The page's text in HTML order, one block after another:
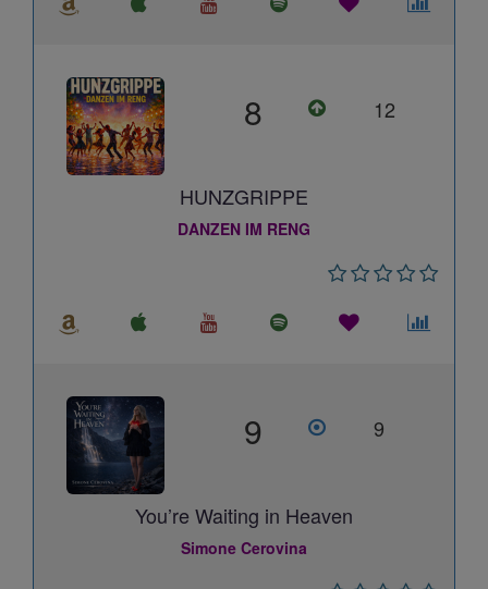
8 12
HUNZGRIPPE
DANZEN IM RENG
9 9
You’re Waiting in Heaven
Simone Cerovina